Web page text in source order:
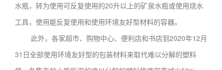
水瓶，转为使用可反复使用的20升以上的矿泉水瓶或使用烧水
工具，使用能反复使用和使用环境友好型材料的容器。
此外，各家超市、购物中心、便利店和书店到2020年12月
31日全部使用环境友好型的包装材料来取代难以分解的塑料